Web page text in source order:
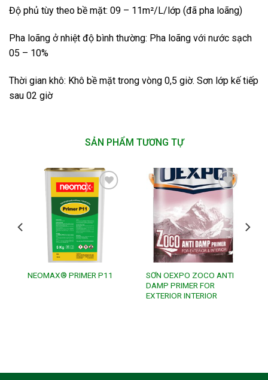
Độ phủ tùy theo bề mặt: 09 – 11m²/L/lớp (đã pha loãng)
Pha loãng ở nhiệt độ bình thường: Pha loãng với nước sạch
05 – 10%
Thời gian khô: Khô bề mặt trong vòng 0,5 giờ. Sơn lớp kế tiếp
sau 02 giờ
SẢN PHẨM TƯƠNG TỰ
Add to
NEOMAX® PRIMER P11
Add to
wishlist
SƠN OEXPO ZOCO ANTI
DAMP PRIMER FOR
EXTERIOR INTERIOR